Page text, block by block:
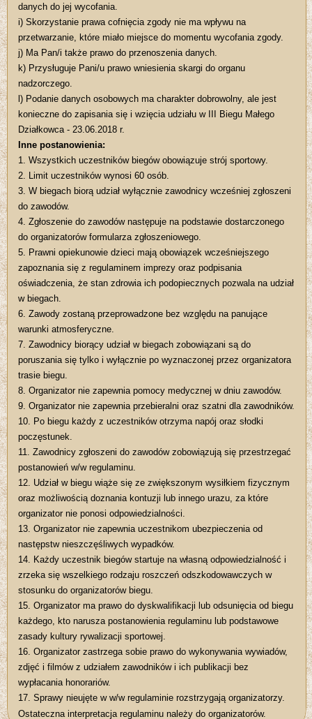
danych do jej wycofania.
i) Skorzystanie prawa cofnięcia zgody nie ma wpływu na
przetwarzanie, które miało miejsce do momentu wycofania zgody.
j) Ma Pan/i także prawo do przenoszenia danych.
k) Przysługuje Pani/u prawo wniesienia skargi do organu
nadzorczego.
l) Podanie danych osobowych ma charakter dobrowolny, ale jest
konieczne do zapisania się i wzięcia udziału w III Biegu Małego
Działkowca - 23.06.2018 r.
Inne postanowienia:
1. Wszystkich uczestników biegów obowiązuje strój sportowy.
2. Limit uczestników wynosi 60 osób.
3. W biegach biorą udział wyłącznie zawodnicy wcześniej zgłoszeni
do zawodów.
4. Zgłoszenie do zawodów następuje na podstawie dostarczonego
do organizatorów formularza zgłoszeniowego.
5. Prawni opiekunowie dzieci mają obowiązek wcześniejszego
zapoznania się z regulaminem imprezy oraz podpisania
oświadczenia, że stan zdrowia ich podopiecznych pozwala na udział
w biegach.
6. Zawody zostaną przeprowadzone bez względu na panujące
warunki atmosferyczne.
7. Zawodnicy biorący udział w biegach zobowiązani są do
poruszania się tylko i wyłącznie po wyznaczonej przez organizatora
trasie biegu.
8. Organizator nie zapewnia pomocy medycznej w dniu zawodów.
9. Organizator nie zapewnia przebieralni oraz szatni dla zawodników.
10. Po biegu każdy z uczestników otrzyma napój oraz słodki
poczęstunek.
11. Zawodnicy zgłoszeni do zawodów zobowiązują się przestrzegać
postanowień w/w regulaminu.
12. Udział w biegu wiąże się ze zwiększonym wysiłkiem fizycznym
oraz możliwością doznania kontuzji lub innego urazu, za które
organizator nie ponosi odpowiedzialności.
13. Organizator nie zapewnia uczestnikom ubezpieczenia od
następstw nieszczęśliwych wypadków.
14. Każdy uczestnik biegów startuje na własną odpowiedzialność i
zrzeka się wszelkiego rodzaju roszczeń odszkodowawczych w
stosunku do organizatorów biegu.
15. Organizator ma prawo do dyskwalifikacji lub odsunięcia od biegu
każdego, kto narusza postanowienia regulaminu lub podstawowe
zasady kultury rywalizacji sportowej.
16. Organizator zastrzega sobie prawo do wykonywania wywiadów,
zdjęć i filmów z udziałem zawodników i ich publikacji bez
wypłacania honorariów.
17. Sprawy nieujęte w w/w regulaminie rozstrzygają organizatorzy.
Ostateczna interpretacja regulaminu należy do organizatorów.